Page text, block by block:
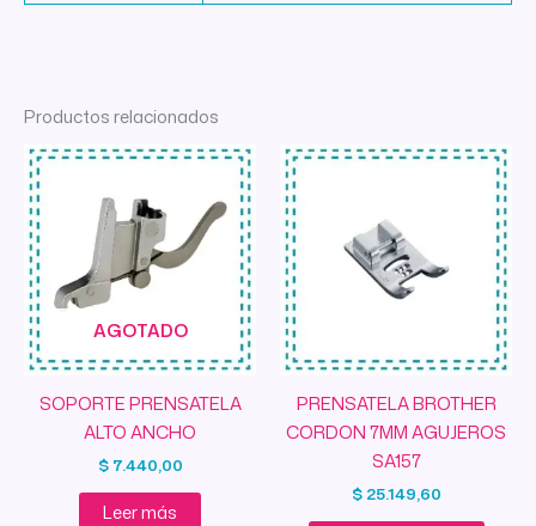
Productos relacionados
AGOTADO
SOPORTE PRENSATELA
ALTO ANCHO
$7.440,00
Leer más
PRENSATELA BROTHER
CORDON 7MM AGUJEROS
SA157
$25.149,60